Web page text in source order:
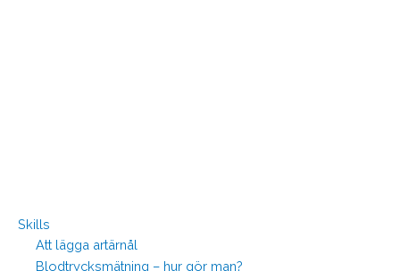
Skills
Att lägga artärnål
Blodtrycksmätning – hur gör man?